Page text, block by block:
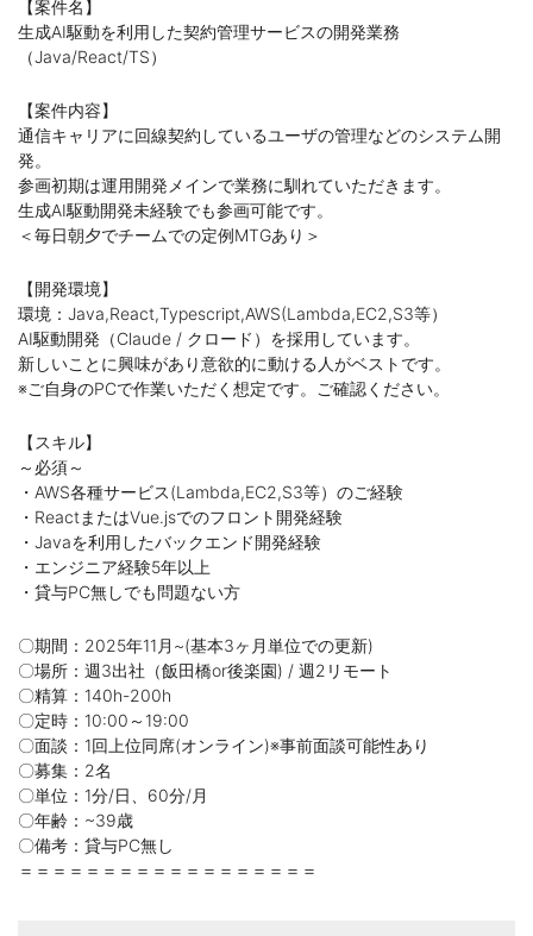
【案件名】
生成AI駆動を利用した契約管理サービスの開発業務
（Java/React/TS）
【案件内容】
通信キャリアに回線契約しているユーザの管理などのシステム開
発。
参画初期は運用開発メインで業務に馴れていただきます。
生成AI駆動開発未経験でも参画可能です。
＜毎日朝夕でチームでの定例MTGあり＞
【開発環境】
環境：Java,React,Typescript,AWS(Lambda,EC2,S3等）
AI駆動開発（Claude / クロード）を採用しています。
新しいことに興味があり意欲的に動ける人がベストです。
※ご自身のPCで作業いただく想定です。ご確認ください。
【スキル】
～必須～
・AWS各種サービス(Lambda,EC2,S3等）のご経験
・ReactまたはVue.jsでのフロント開発経験
・Javaを利用したバックエンド開発経験
・エンジニア経験5年以上
・貸与PC無しでも問題ない方
〇期間：2025年11月~(基本3ヶ月単位での更新)
〇場所：週3出社（飯田橋or後楽園) / 週2リモート
〇精算：140h-200h
〇定時：10:00～19:00
〇面談：1回上位同席(オンライン)※事前面談可能性あり
〇募集：2名
〇単位：1分/日、60分/月
〇年齢：~39歳
〇備考：貸与PC無し
＝＝＝＝＝＝＝＝＝＝＝＝＝＝＝＝＝＝